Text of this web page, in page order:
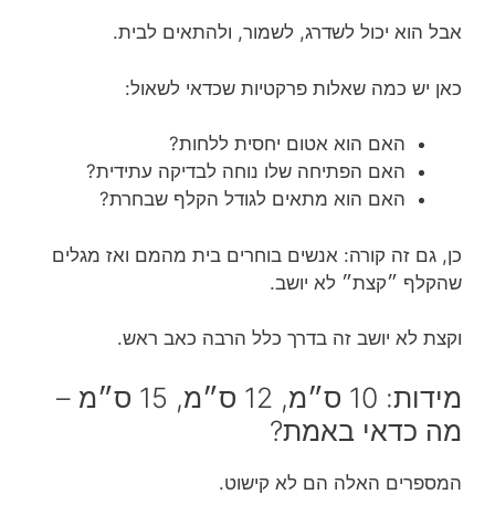
אבל הוא יכול לשדרג, לשמור, ולהתאים לבית.
כאן יש כמה שאלות פרקטיות שכדאי לשאול:
האם הוא אטום יחסית ללחות?
האם הפתיחה שלו נוחה לבדיקה עתידית?
האם הוא מתאים לגודל הקלף שבחרת?
כן, גם זה קורה: אנשים בוחרים בית מהמם ואז מגלים
שהקלף ״קצת״ לא יושב.
וקצת לא יושב זה בדרך כלל הרבה כאב ראש.
מידות: 10 ס״מ, 12 ס״מ, 15 ס״מ –
מה כדאי באמת?
המספרים האלה הם לא קישוט.